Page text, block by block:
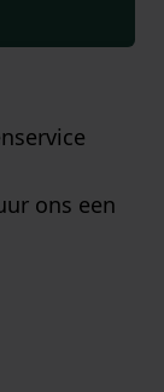
ons een